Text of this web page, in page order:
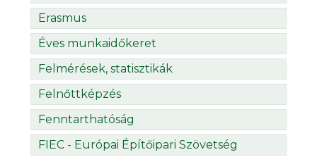
Erasmus
Éves munkaidőkeret
Felmérések, statisztikák
Felnőttképzés
Fenntarthatóság
FIEC - Európai Építőipari Szövetség